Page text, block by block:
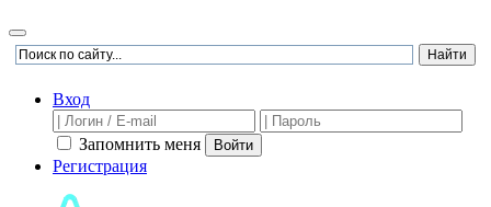
Вход
Запомнить меня Войти
Регистрация